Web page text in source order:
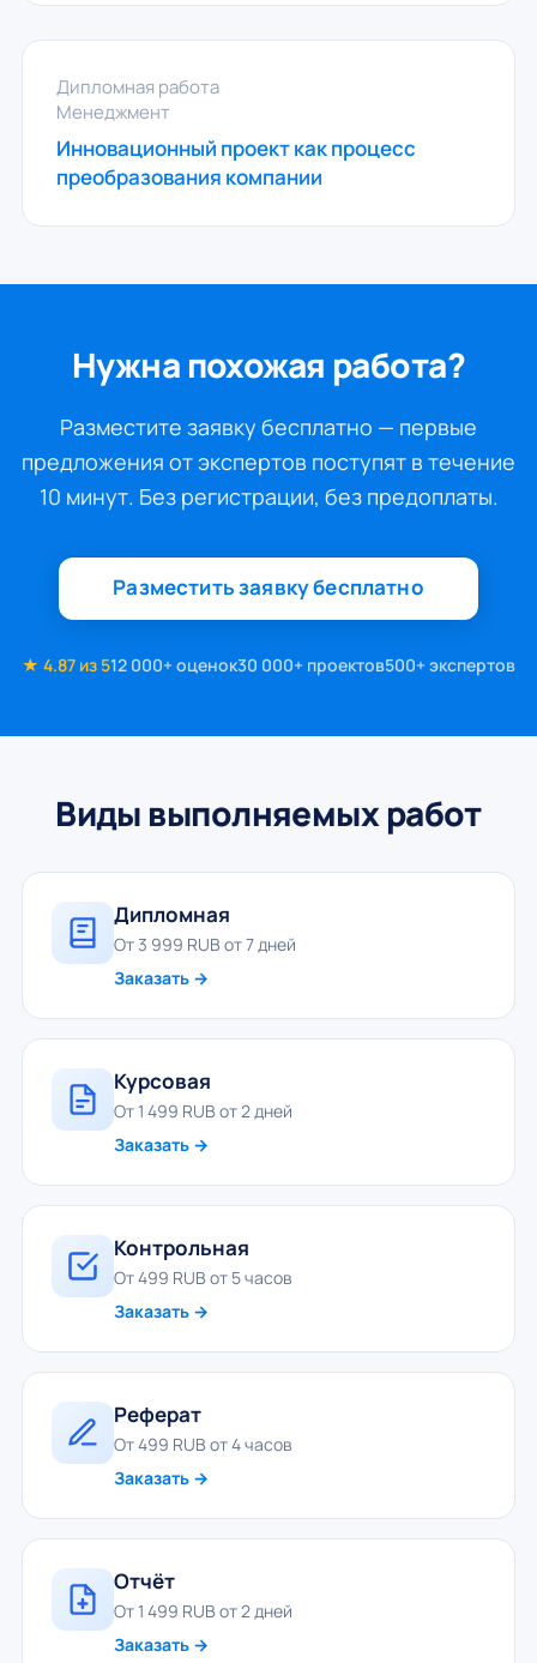
Дипломная работа
Менеджмент
Инновационный проект как процесс
преобразования компании
Нужна похожая работа?
Разместите заявку бесплатно — первые
предложения от экспертов поступят в течение
10 минут. Без регистрации, без предоплаты.
Разместить заявку бесплатно
★ 4.87 из 512 000+ оценок30 000+ проектов500+ экспертов
Виды выполняемых работ
Дипломная
От 3 999 RUB от 7 дней
Заказать →
Курсовая
От 1 499 RUB от 2 дней
Заказать →
Контрольная
От 499 RUB от 5 часов
Заказать →
Реферат
От 499 RUB от 4 часов
Заказать →
Отчёт
От 1 499 RUB от 2 дней
Заказать →